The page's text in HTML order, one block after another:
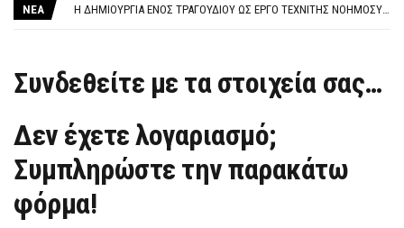
ΝΕΑ
Η ΔΗΜΙΟΥΡΓΙΑ ΕΝΟΣ ΤΡΑΓΟΥΔΙΟΥ ΩΣ ΕΡΓΟ ΤΕΧΝΙΤΗΣ ΝΟΗΜΟΣΥΝΗΣ ΚΑΤΑ 100/100 ΔΕΝ ΥΠΟΚΕΙΤΑΙ ΣΕ ΠΝΕΥΜΑΤΙΚΑ/ΣΥΓΓΕΝΙΚΑ ΔΙΚΑΙΩΜΑΤΑ. ΠΑΡΑΠΛΑΝΗΤΙΚΕΣ ΚΑΙ ΨΕΥΔΕΙΣ ΟΙ ΤΟΠΟΘΕΤΗΣΕΙΣ ΤΟΥ GEA.
ΣΟΒΑΡΌΤΑΤΗ Η ΠΑΡΆΒΑΣΗ ΧΡΉΣΗ ΜΟΥΣΙΚΉΣ ΧΩΡΊΣ ΤΟ ΑΠΟΔΕΙΚΤΙΚΌ ΥΠΟΒΟΛΉΣ ΓΝΩΣΤΟΠΟΊΗΣΗΣ
Συνδεθείτε με τα στοιχεία σας…
Δεν έχετε λογαριασμό;
Συμπληρώστε την παρακάτω
φόρμα!